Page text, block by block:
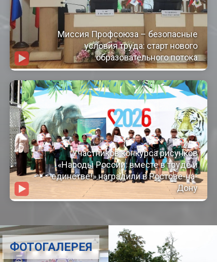
Миссия Профсоюза – безопасные
условия труда: старт нового
образовательного потока
Участников конкурса рисунков
«Народы России: вместе в труде и
единстве!» наградили в Ростове-на-
Дону
ФОТОГАЛЕРЕЯ